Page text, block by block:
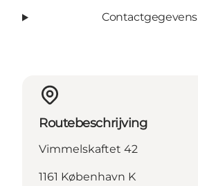
Contactgegevens
Routebeschrijving
Vimmelskaftet 42
1161 København K